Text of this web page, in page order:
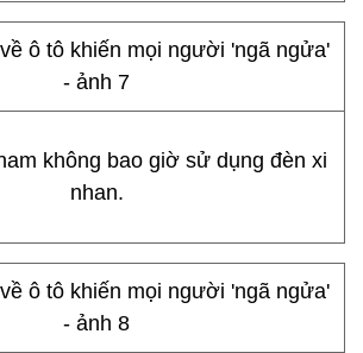
không bao giờ sử dụng đèn xi
nhan.